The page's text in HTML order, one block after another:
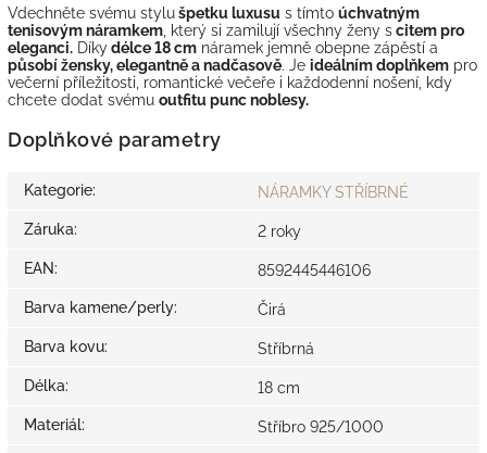
Vdechněte svému stylušpetku luxusu s tímto úchvatným
tenisovým náramkem , který si zamilují všechny ženy scitem pro
eleganci. Díkydélce 18 cm náramek jemně obepne zápěstí a
působí žensky, elegantně a nadčasově. Je ideálním doplňkem pro
večerní příležitosti, romantické večeře i každodenní nošení, kdy
chcete dodat svému outfitu punc noblesy.
Doplňkové parametry
Kategorie: NÁRAMKY STŘÍBRNÉ
Záruka: 2 roky
EAN: 8592445446106
Barva kamene/perly: Čirá
Barva kovu: Stříbrná
Délka: 18 cm
Materiál: Stříbro 925/1000